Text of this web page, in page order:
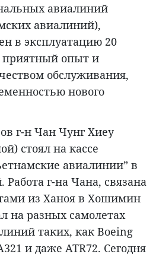
авиалиний
авиалиний),
в эксплуатацию 20
приятный опыт и
обслуживания,
нового
г-н Чан Чунг Хиеу
стоял на кассе
авиалинии” в
Работа г-на Чана, связана
из Ханоя в Хошимин
на разных самолетах
таких, как Boeing
и даже ATR72. Сегодня